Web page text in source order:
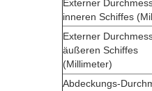
Externer
inneren Schiffes
Externer
äußeren Schiffes
(Millimeter)
Abdeckungs-